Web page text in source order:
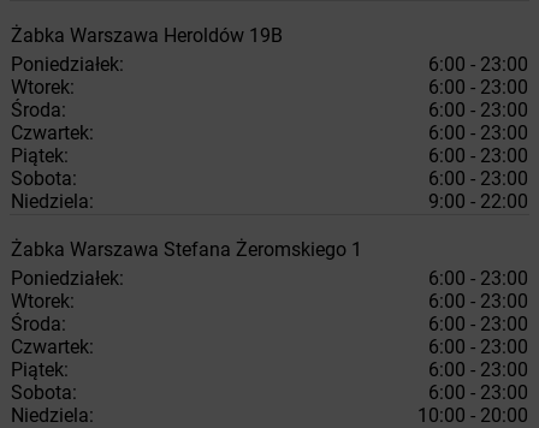
Żabka Warszawa Heroldów 19B
Poniedziałek:
6:00 - 23:00
Wtorek:
6:00 - 23:00
Środa:
6:00 - 23:00
Czwartek:
6:00 - 23:00
Piątek:
6:00 - 23:00
Sobota:
6:00 - 23:00
Niedziela:
9:00 - 22:00
Żabka Warszawa Stefana Żeromskiego 1
Poniedziałek:
6:00 - 23:00
Wtorek:
6:00 - 23:00
Środa:
6:00 - 23:00
Czwartek:
6:00 - 23:00
Piątek:
6:00 - 23:00
Sobota:
6:00 - 23:00
Niedziela:
10:00 - 20:00